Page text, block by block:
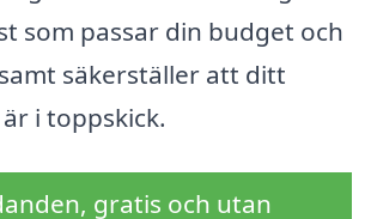
som passar din budget och
säkerställer att ditt
i toppskick.
gratis och utan